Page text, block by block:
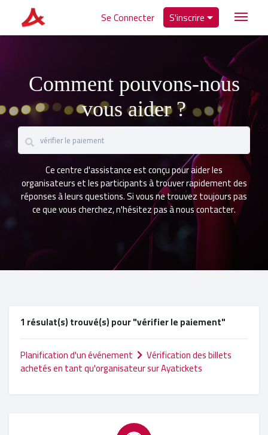
Se Connecter S'inscrire
Comment pouvons-nous
vous aider ?
Ce centre d'assistance est conçu pour aider les
organisateurs et les participants à trouver rapidement des
réponses à leurs questions. Si vous ne trouvez toujours pas
ce que vous cherchez, n'hésitez pas à nous contacter.
1 résulat(s) trouvé(s) pour "vérifier le paiement"
Planification d'un événement
Vérification des billets
achetés en tant qu'organisateur sur Ayatickets